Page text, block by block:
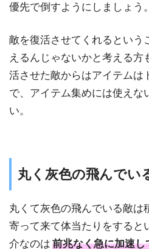
優先で倒すようにしましょう。
敵を復活させてくれるという
えるんじゃないかと考える方
活させた敵からはアイテムは
で、アイテム集めには使えな
い。
丸く灰色の飛んでい
丸くて灰色の飛んでいる敵は
寄って来て体当たりをすると
介なのは 前兆なく急に加速